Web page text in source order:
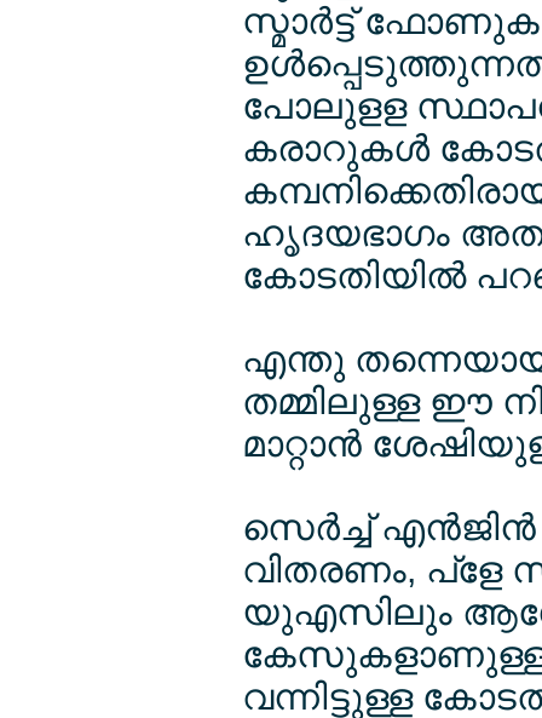
സ്മാര്‍ട്ട്
പോലുളള
കരാറുകള്‍
ഹൃദയഭാഗം
കോടതിയില്‍
എന്തു
തമ്മിലുള്ള ഈ
മാറ്റാന്‍
സെര്‍ച്ച്
വിതരണം, പ്ളേ
യുഎസിലും
വന്നിട്ടുള്ള